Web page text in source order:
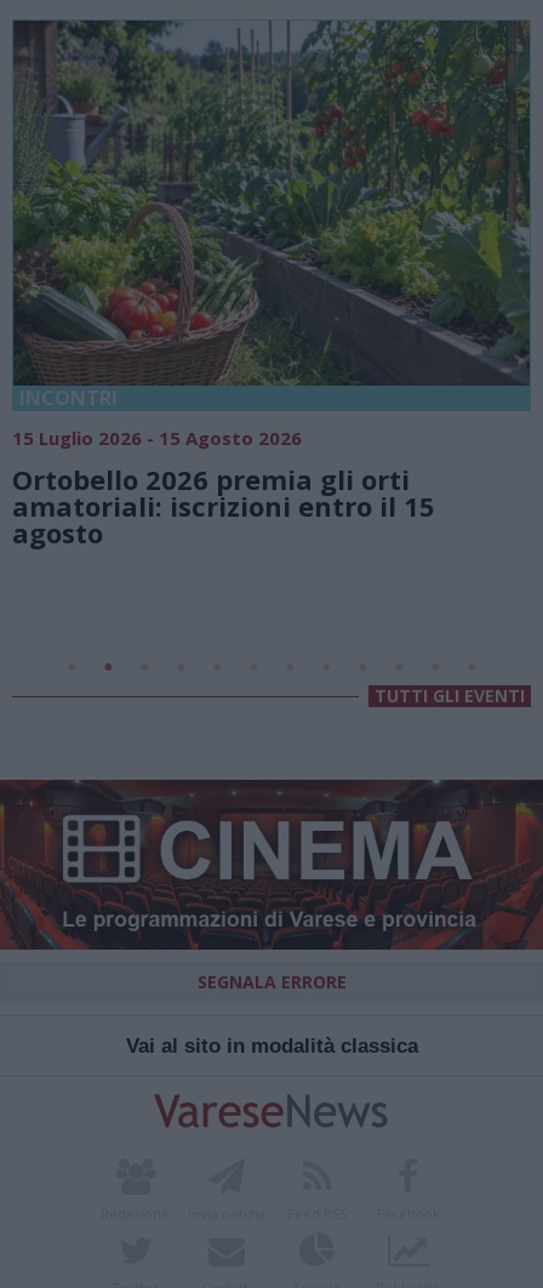
gli orti
il 15
18 Luglio 2026 - 15 Agosto 2026
Vivi l’estate a Villa
natura e atmosfere
Lago di Lugano
TUTTI GLI EVENTI
SEGNALA ERRORE
Vai al sito in modalità classica